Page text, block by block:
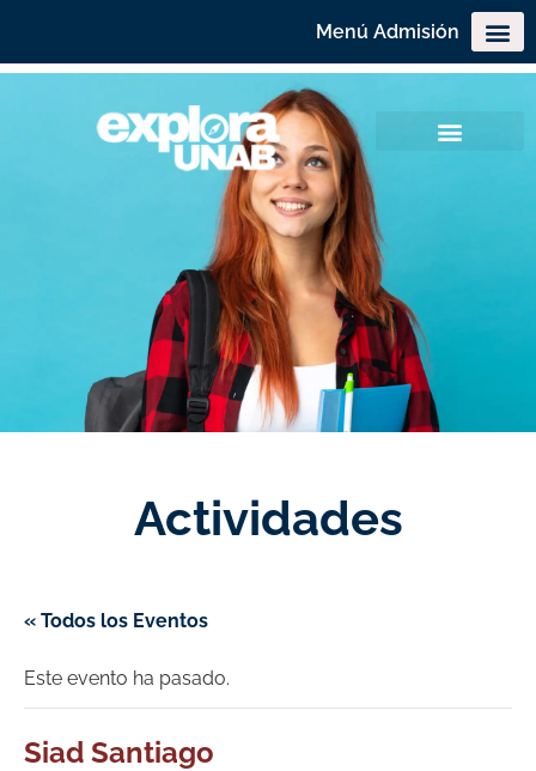
Menú Admisión
Actividades
« Todos los Eventos
Este evento ha pasado.
Siad Santiago